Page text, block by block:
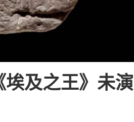
及之王》未演